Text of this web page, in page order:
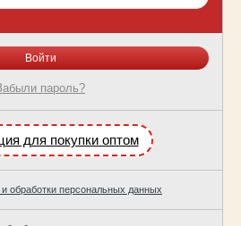
пароль?
для покупки оптом
обработки персональных данных